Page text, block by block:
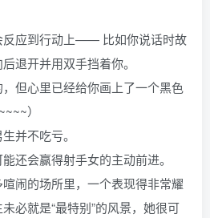
反应到行动上—— 比如你说话时故
退开并用双手挡着你。
，但心里已经给你画上了一个黑色
）
并不吃亏。
还会赢得射手女的主动前进。
闹的场所里，一个表现得非常耀
必就是“最特别”的风景，她很可